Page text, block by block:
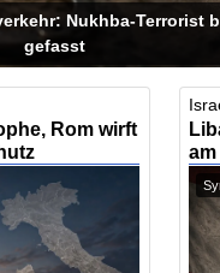
Nukhba-Terrorist
gefasst
Rom wirft